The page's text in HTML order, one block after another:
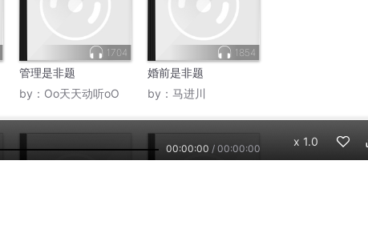
1704
管理是非题
by： Oo天天动听oO
1854
婚前是非题
by： 马进川
00:00:00 / 00:00:00
x 1.0